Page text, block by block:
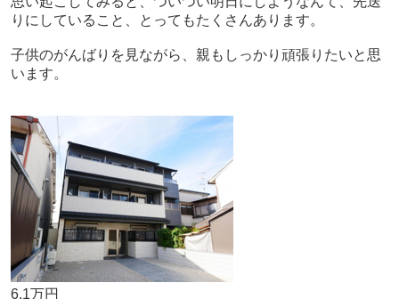
りにしていること、とってもたくさんあります。
子供のがんばりを見ながら、親もしっかり頑張りたいと思
います。
6.1万円